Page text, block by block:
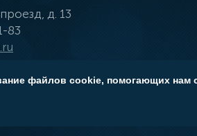
д. 13
83
файлов cookie, помогающих нам